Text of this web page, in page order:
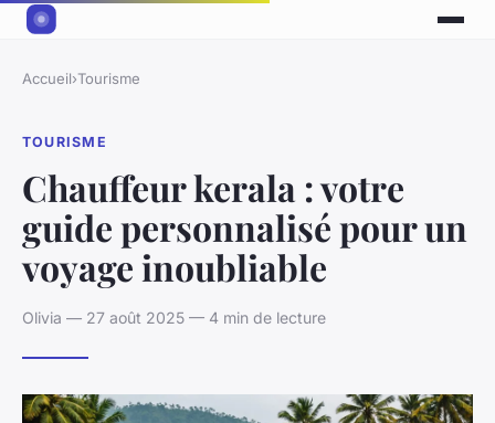
Accueil›Tourisme
TOURISME
Chauffeur kerala : votre
guide personnalisé pour un
voyage inoubliable
Olivia — 27 août 2025 — 4 min de lecture